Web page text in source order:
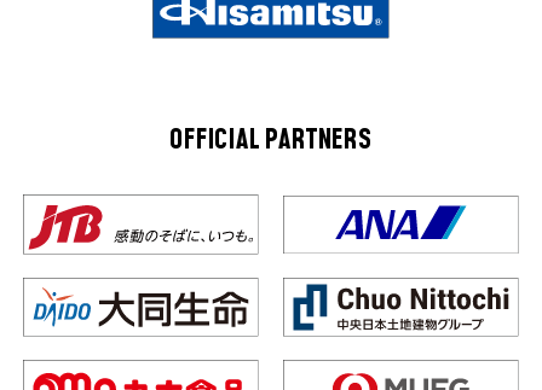
OFFICIAL PARTNERS